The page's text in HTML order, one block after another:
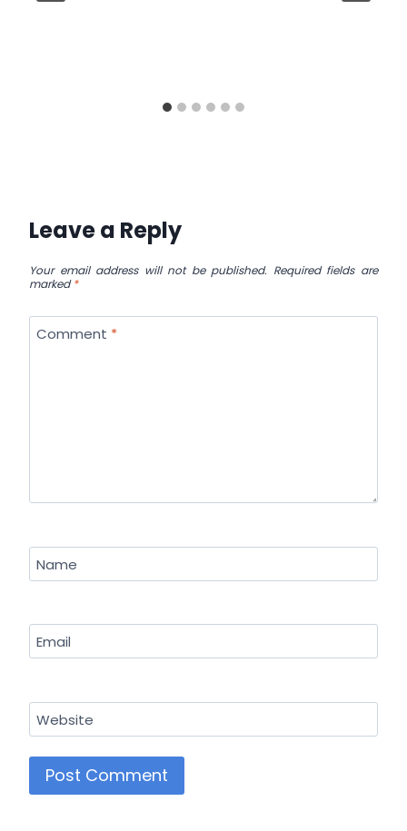
Leave a Reply
Your email address will not be published. Required fields are
marked*
Comment *
Name
Email
Website